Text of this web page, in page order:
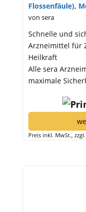
Flossenfäule),
von sera
Schnelle und
Arzneimittel für
Heilkraft
Alle sera
maximale
Preis inkl. MwSt.,